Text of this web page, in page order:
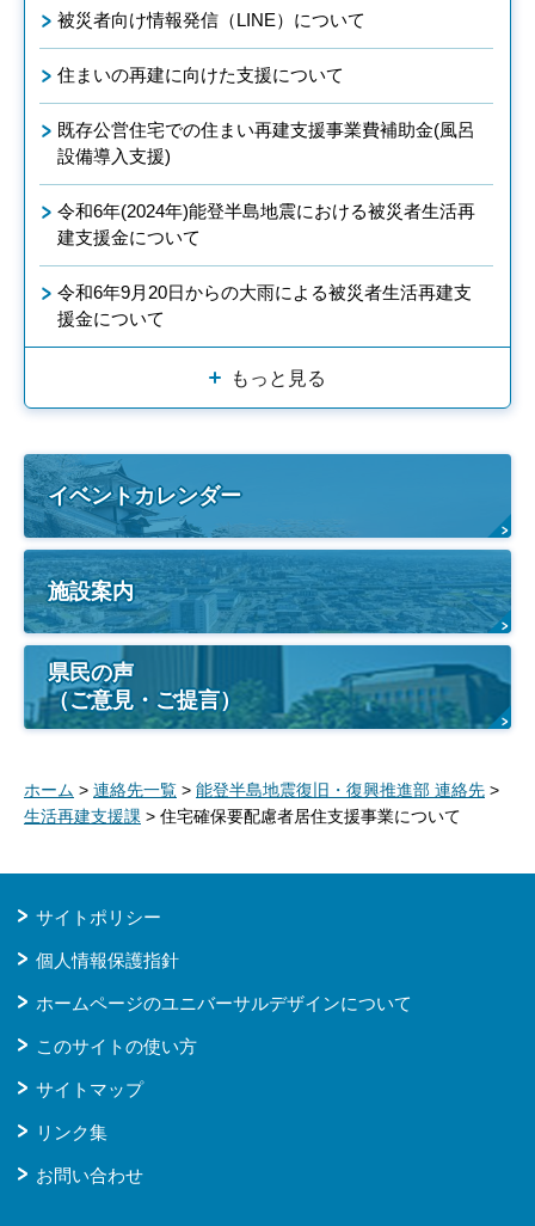
被災者向け情報発信（LINE）について
住まいの再建に向けた支援について
既存公営住宅での住まい再建支援事業費補助金(風呂
設備導入支援)
令和6年(2024年)能登半島地震における被災者生活再
建支援金について
令和6年9月20日からの大雨による被災者生活再建支
援金について
もっと見る
イベントカレンダー
施設案内
県民の声
（ご意見・ご提言）
ホーム > 連絡先一覧 > 能登半島地震復旧・復興推進部 連絡先 >
生活再建支援課 > 住宅確保要配慮者居住支援事業について
サイトポリシー
個人情報保護指針
ホームページのユニバーサルデザインについて
このサイトの使い方
サイトマップ
リンク集
お問い合わせ